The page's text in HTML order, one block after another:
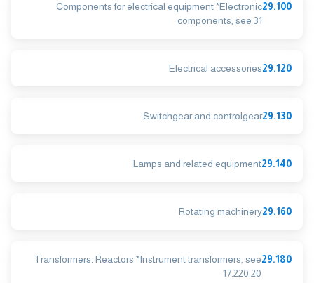
29.100
Components for electrical equipment *Electronic
components, see 31
29.120
Electrical accessories
29.130
Switchgear and controlgear
29.140
Lamps and related equipment
29.160
Rotating machinery
29.180
Transformers. Reactors *Instrument transformers, see
17.220.20